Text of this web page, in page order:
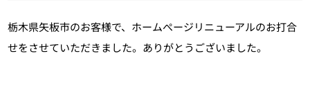
栃木県矢板市のお客様で、ホームぺージリニューアルのお打合
せをさせていただきました。ありがとうございました。